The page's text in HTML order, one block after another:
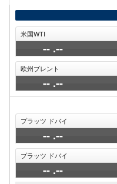
米国WTI
-- .--
欧州ブレント
-- .--
プラッツ ドバイ
-- .--
プラッツ ドバイ
-- .--